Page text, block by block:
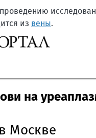
проведению
из вены.
на
Москве